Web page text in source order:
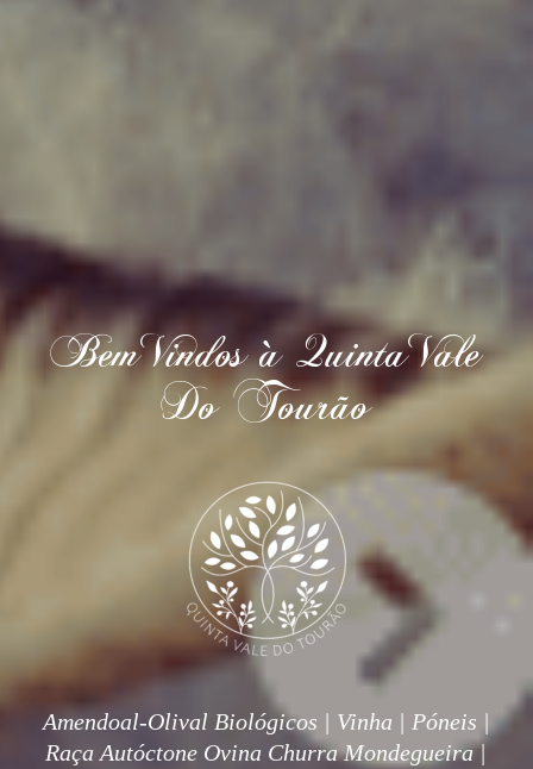
BemVindos à QuintaVale
Do Tourão
Amendoal-Olival Biológicos | Vinha | Póneis |
Raça Autóctone Ovina Churra Mondegueira |